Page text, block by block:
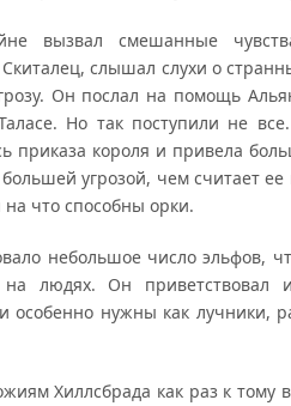
вызвал смешанные
слышал слухи о
Он послал на помощь
Но так поступили не
приказа короля и привела
угрозой, чем считает
что способны орки.
небольшое число эльфов,
людях. Он приветствовал
особенно нужны как лучники,
Хиллсбрада как раз к тому